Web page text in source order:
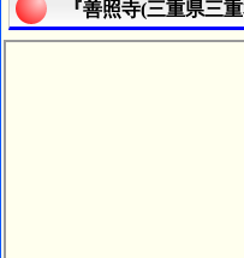
『善照寺(三重県三